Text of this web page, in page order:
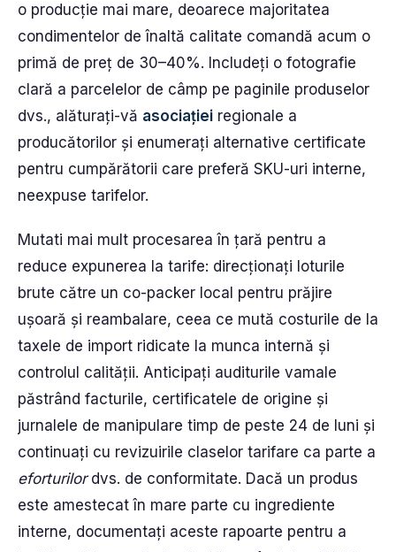
o producție mai mare, deoarece majoritatea
condimentelor de înaltă calitate comandă acum o
primă de preț de 30–40%. Includeți o fotografie
clară a parcelelor de câmp pe paginile produselor
dvs., alăturați-vă asociației regionale a
producătorilor și enumerați alternative certificate
pentru cumpărătorii care preferă SKU-uri interne,
neexpuse tarifelor.
Mutati mai mult procesarea în țară pentru a
reduce expunerea la tarife: direcționați loturile
brute către un co-packer local pentru prăjire
ușoară și reambalare, ceea ce mută costurile de la
taxele de import ridicate la munca internă și
controlul calității. Anticipați auditurile vamale
păstrând facturile, certificatele de origine și
jurnalele de manipulare timp de peste 24 de luni și
continuați cu revizuirile claselor tarifare ca parte a
eforturilordvs. de conformitate. Dacă un produs
este amestecat în mare parte cu ingrediente
interne, documentați aceste rapoarte pentru a